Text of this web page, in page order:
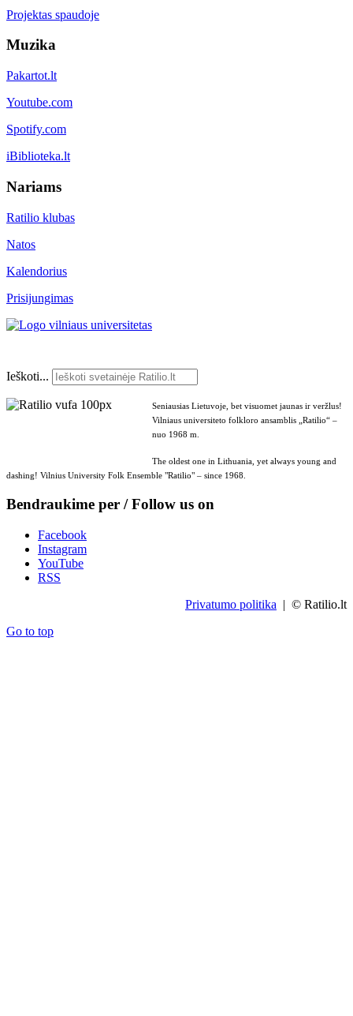
Projektas spaudoje
Muzika
Pakartot.lt
Youtube.com
Spotify.com
iBiblioteka.lt
Nariams
Ratilio klubas
Natos
Kalendorius
Prisijungimas
Ieškoti...
Seniausias Lietuvoje, bet visuomet jaunas ir veržlus!
Vilniaus universiteto folkloro ansamblis „Ratilio“ –
nuo 1968 m.
The oldest one in Lithuania, yet always young and
dashing! Vilnius University Folk Ensemble "Ratilio" – since 1968.
Bendraukime per / Follow us on
Facebook
Instagram
YouTube
RSS
Privatumo politika | © Ratilio.lt
Go to top